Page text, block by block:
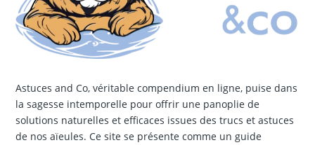
Astuces and Co, véritable compendium en ligne, puise dans
la sagesse intemporelle pour offrir une panoplie de
solutions naturelles et efficaces issues des trucs et astuces
de nos aïeules. Ce site se présente comme un guide